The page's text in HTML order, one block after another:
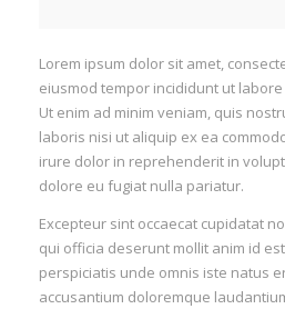
Lorem ipsum dolor sit amet,
eiusmod tempor incididunt ut
Ut enim ad minim veniam, quis
laboris nisi ut aliquip ex ea
irure dolor in reprehenderit in
dolore eu fugiat nulla pariatur.
Excepteur sint occaecat cupidatat
qui officia deserunt mollit anim id
perspiciatis unde omnis iste natus
accusantium doloremque